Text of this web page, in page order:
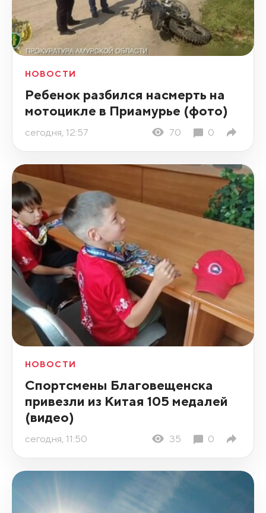
НОВОСТИ
Ребенок разбился насмерть на
мотоцикле в Приамурье (фото)
сегодня, 12:57 70 0
НОВОСТИ
Спортсмены Благовещенска
привезли из Китая 105 медалей
(видео)
сегодня, 11:50 35 0